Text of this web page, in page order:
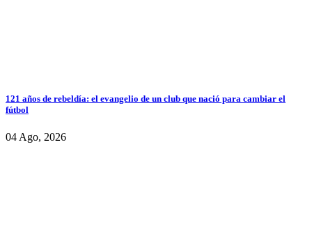
121 años de rebeldía: el evangelio de un club que nació para cambiar el
fútbol
04 Ago, 2026